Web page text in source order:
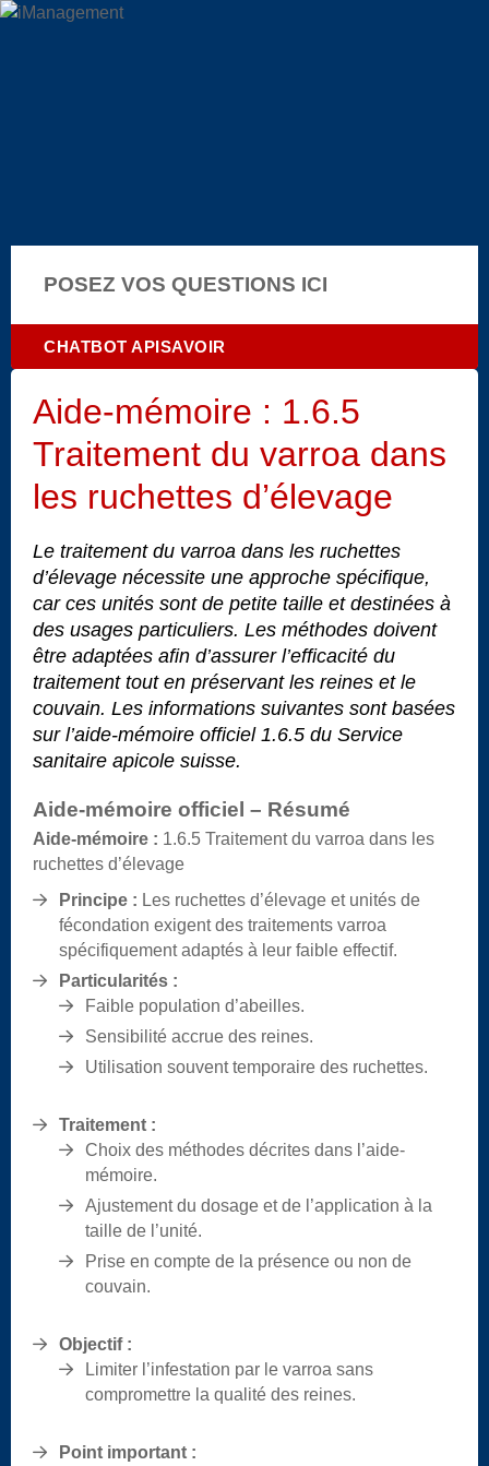
POSEZ VOS QUESTIONS ICI
CHATBOT APISAVOIR
Aide-mémoire : 1.6.5
Traitement du varroa dans
les ruchettes d’élevage
Le traitement du varroa dans les ruchettes
d’élevage nécessite une approche spécifique,
car ces unités sont de petite taille et destinées à
des usages particuliers. Les méthodes doivent
être adaptées afin d’assurer l’efficacité du
traitement tout en préservant les reines et le
couvain. Les informations suivantes sont basées
sur l’aide-mémoire officiel 1.6.5 du Service
sanitaire apicole suisse.
Aide-mémoire officiel – Résumé
Aide-mémoire : 1.6.5 Traitement du varroa dans les
ruchettes d’élevage
Principe : Les ruchettes d’élevage et unités de
fécondation exigent des traitements varroa
spécifiquement adaptés à leur faible effectif.
Particularités :
Faible population d’abeilles.
Sensibilité accrue des reines.
Utilisation souvent temporaire des ruchettes.
Traitement :
Choix des méthodes décrites dans l’aide-
mémoire.
Ajustement du dosage et de l’application à la
taille de l’unité.
Prise en compte de la présence ou non de
couvain.
Objectif :
Limiter l’infestation par le varroa sans
compromettre la qualité des reines.
Point important :